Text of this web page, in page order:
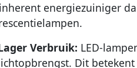
energiezuiniger
Verbruik: LED-
Dit